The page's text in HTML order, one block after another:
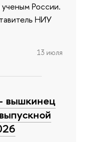
России.
НИУ
13 июля